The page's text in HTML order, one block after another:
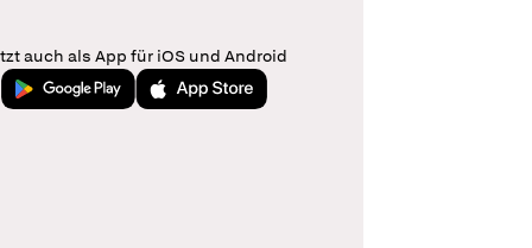
auch als App für iOS und Android
Jetzt bei Google PlayLaden im App Store